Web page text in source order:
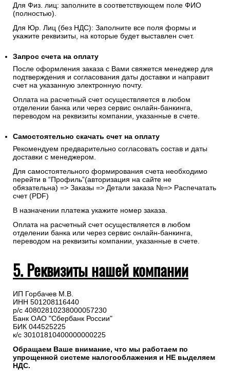
Для Физ. лиц: заполните в соответствующем поле ФИО
(полностью).
Для Юр. Лиц (без НДС): Заполните все поля формы и
укажите реквизиты, на которые будет выставлен счет.
Запрос счета на оплату
После оформления заказа с Вами свяжется менеджер для
подтверждения и согласования даты доставки и направит
счет на указанную электронную почту.
Оплата на расчетный счет осуществляется в любом
отделении банка или через сервис онлайн-банкинга,
переводом на реквизиты компании, указанные в счете.
Самостоятельно скачать счет на оплату
Рекомендуем предварительно согласовать состав и даты
доставки с менеджером.
Для самостоятельного формирования счета необходимо
перейти в “Профиль”(авторизация на сайте не
обязательна) => Заказы => Детали заказа №=> Распечатать
счет (PDF)
В назначении платежа укажите номер заказа.
Оплата на расчетный счет осуществляется в любом
отделении банка или через сервис онлайн-банкинга,
переводом на реквизиты компании, указанные в счете.
5. Реквизиты нашей компании
ИП Горбачев М.В.
ИНН 501208116440
р/с 40802810238000057230
Банк ОАО "Сбербанк России"
БИК 044525225
к/с 30101810400000000225
Обращаем Ваше внимание, что мы работаем по
упрощенной системе налогооблажения и НЕ выделяем
НДС.